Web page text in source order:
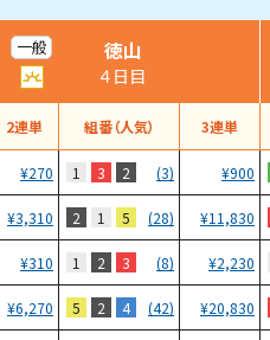
一般 徳山
４日目
2連単 組番（人気） 3連単
¥270 1 3 2 (3) ¥900
¥3,310 2 1 5 (28) ¥11,830
¥310 1 2 3 (8) ¥2,230
¥6,270 5 2 4 (42) ¥20,830